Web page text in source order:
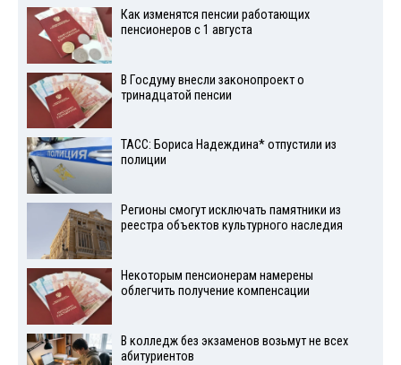
Как изменятся пенсии работающих
пенсионеров с 1 августа
В Госдуму внесли законопроект о
тринадцатой пенсии
ТАСС: Бориса Надеждина* отпустили из
полиции
Регионы смогут исключать памятники из
реестра объектов культурного наследия
Некоторым пенсионерам намерены
облегчить получение компенсации
В колледж без экзаменов возьмут не всех
абитуриентов